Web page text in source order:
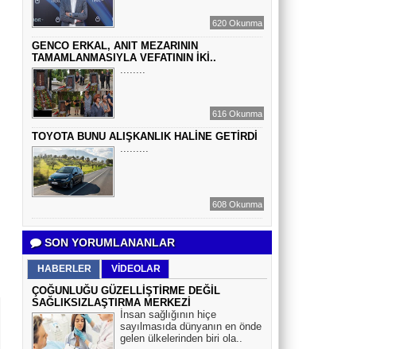
DÜNYANIN MERKEZİNDE YAŞADIĞINI
SANANLAR...
620 Okunma
GENCO ERKAL, ANIT MEZARININ
TAMAMLANMASIYLA VEFATININ İKİ..
........
616 Okunma
TOYOTA BUNU ALIŞKANLIK HALİNE GETİRDİ
.........
608 Okunma
SON YORUMLANANLAR
HABERLER VİDEOLAR
ÇOĞUNLUĞU GÜZELLİŞTİRME DEĞİL
SAĞLIKSIZLAŞTIRMA MERKEZİ
İnsan sağlığının hiçe
sayılmasıda dünyanın en önde
gelen ülkelerinden biri ola..